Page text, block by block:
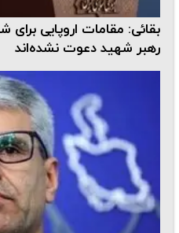
بقائی: مقامات اروپایی
رهبر شهید دعوت نشده‌اند